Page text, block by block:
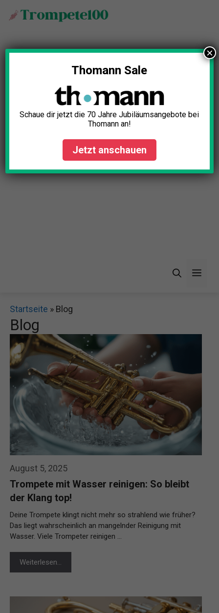
Inhalt
Startseite » Blog
Blog
August 5, 2025
Trompete mit Wasser reinigen: So bleibt
der Klang top!
Deine Trompete klingt nicht mehr so strahlend wie früher?
Das liegt wahrscheinlich an mangelnder Reinigung mit
Wasser. Viele Trompeter reinigen …
Weiterlesen…
Thomann Sale
Schaue dir jetzt die 70 Jahre Jubiläumsangebote bei
Thomann an!
Jetzt anschauen
×